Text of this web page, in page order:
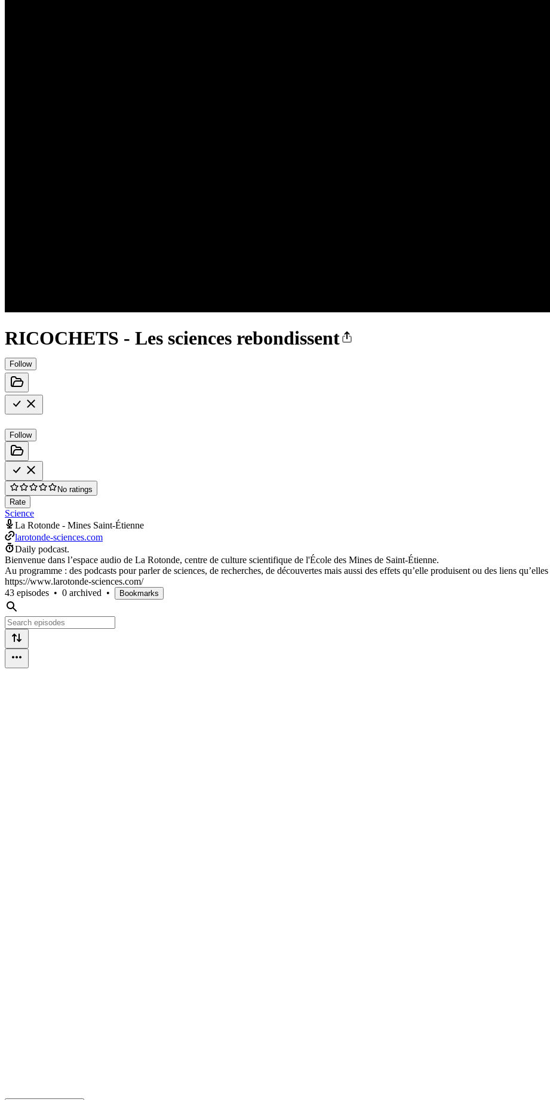
RICOCHETS - Les sciences rebondissent
Follow
Follow
No ratings
Rate
Science
La Rotonde - Mines Saint-Étienne
larotonde-sciences.com
Daily podcast.
Bienvenue dans l’espace audio de La Rotonde, centre de culture scientifique de l'École des Mines de Saint-Étienne.
Au programme : des podcasts pour parler de sciences, de recherches, de découvertes mais aussi des effets qu’elle produisent ou des liens
https://www.larotonde-sciences.com/
43 episodes • 0 archived • Bookmarks